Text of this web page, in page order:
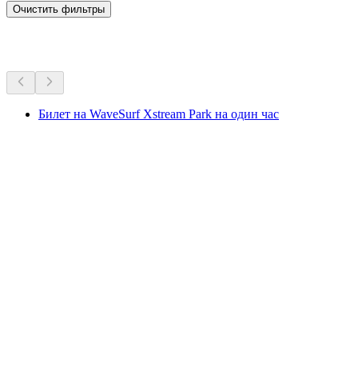
Очистить фильтры
Билет на WaveSurf Xstream Park на один час